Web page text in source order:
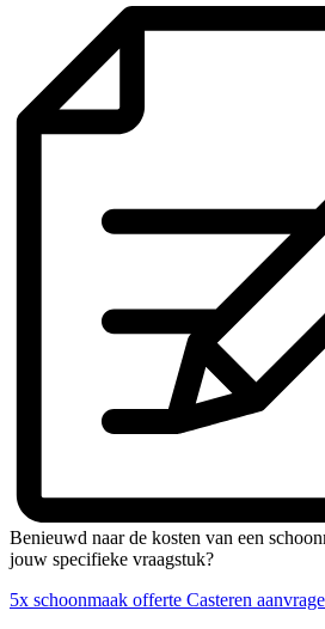
Benieuwd naar de kosten van een
jouw specifieke vraagstuk?
5x schoonmaak offerte Casteren